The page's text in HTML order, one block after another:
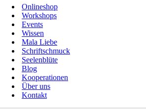
Onlineshop
Workshops
Events
Wissen
Mala Liebe
Schriftschmuck
Seelenblüte
Blog
Kooperationen
Über uns
Kontakt